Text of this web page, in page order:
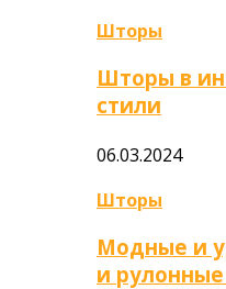
Шторы
Шторы в
стили
06.03.2024
Шторы
Модные и
и